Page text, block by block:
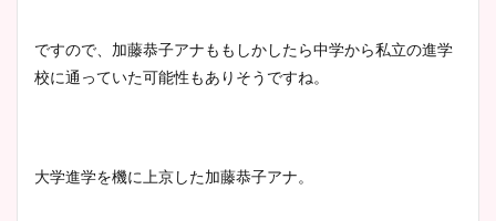
ですので、加藤恭子アナももしかしたら中学から私立の進学
校に通っていた可能性もありそうですね。
大学進学を機に上京した加藤恭子アナ。